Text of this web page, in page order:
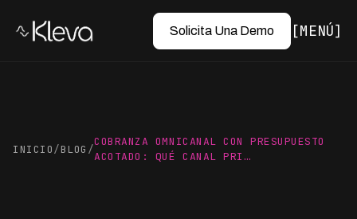
Solicita Una Demo MENÚ
INICIO/BLOG /
COBRANZA OMNICANAL CON PRESUPUESTO
ACOTADO: QUÉ CANAL PRI…